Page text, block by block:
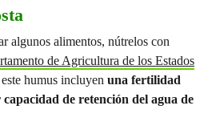
algunos alimentos, nútrelos con
de Agricultura de los Estados
humus incluyen una fertilidad
de retención del agua de